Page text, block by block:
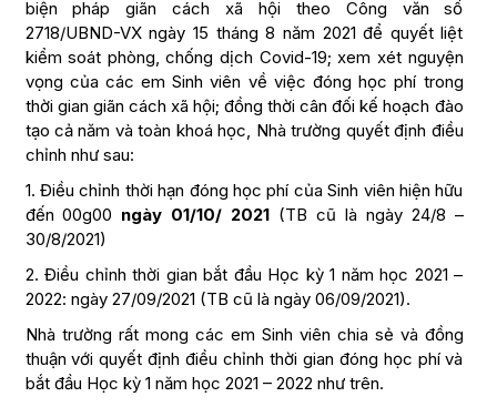
biện pháp giãn cách xã hội theo Công văn số
2718/UBND-VX ngày 15 tháng 8 năm 2021 để quyết liệt
kiểm soát phòng, chống dịch Covid-19; xem xét nguyện
vọng của các em Sinh viên về việc đóng học phí trong
thời gian giãn cách xã hội; đồng thời cân đối kế hoạch đào
tạo cả năm và toàn khoá học, Nhà trường quyết định điều
chỉnh như sau:
1. Điều chỉnh thời hạn đóng học phí của Sinh viên hiện hữu
đến 00g00 ngày 01/10/ 2021 (TB cũ là ngày 24/8 –
30/8/2021)
2. Điều chỉnh thời gian bắt đầu Học kỳ 1 năm học 2021 –
2022: ngày 27/09/2021 (TB cũ là ngày 06/09/2021).
Nhà trường rất mong các em Sinh viên chia sẻ và đồng
thuận với quyết định điều chỉnh thời gian đóng học phí và
bắt đầu Học kỳ 1 năm học 2021 – 2022 như trên.